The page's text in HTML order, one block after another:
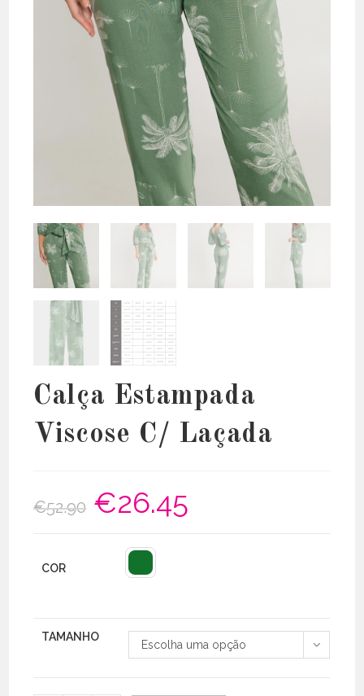
Calça Estampada
Viscose C/ Laçada
€52.90
O
preço
original
€26.45
COR
TAMANHO
Escolha uma opção